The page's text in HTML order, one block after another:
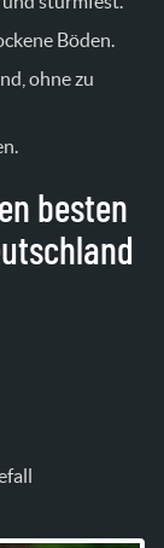
Böden.
ohne zu
besten